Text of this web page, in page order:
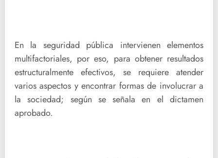
En la seguridad pública intervienen elementos
multifactoriales, por eso, para obtener resultados
estructuralmente efectivos, se requiere atender
varios aspectos y encontrar formas de involucrar a
la sociedad; según se señala en el dictamen
aprobado.